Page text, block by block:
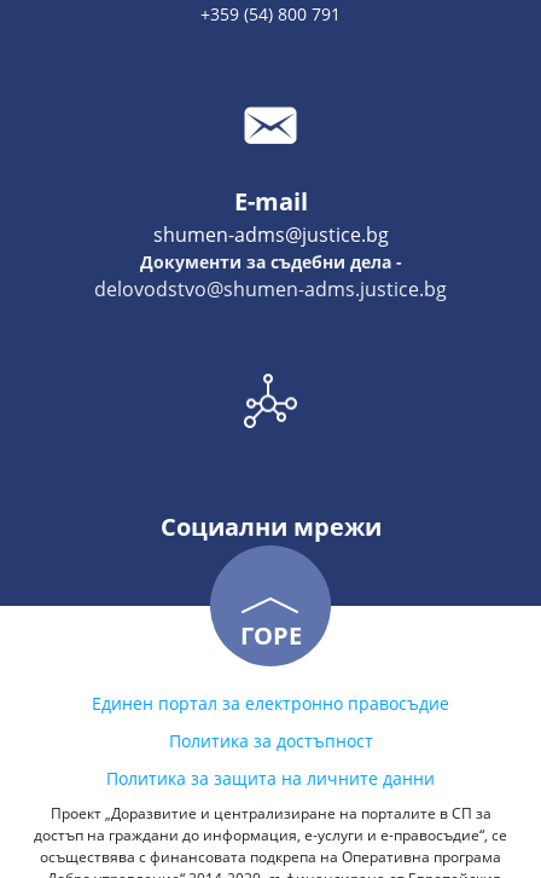
+359 (54) 800 791
E-mail
shumen-adms@justice.bg
Документи за съдебни дела -
delovodstvo@shumen-adms.justice.bg
Социални мрежи
ГОРЕ
Единен портал за електронно правосъдие
Политика за достъпност
Политика за защита на личните данни
Проект „Доразвитие и централизиране на порталите в СП за
достъп на граждани до информация, е-услуги и е-правосъдие“, се
осъществява с финансовата подкрепа на Оперативна програма